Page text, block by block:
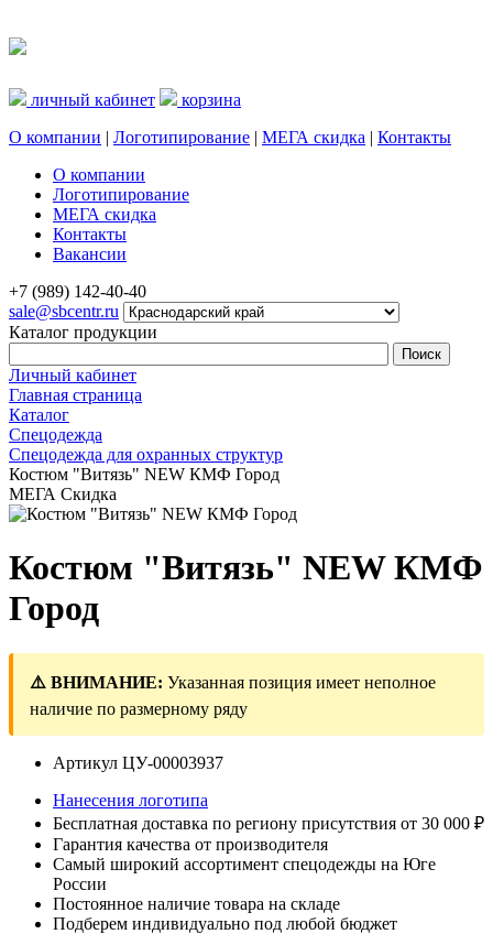
личный кабинет
корзина
О компании | Логотипирование | МЕГА скидка | Контакты
О компании
Логотипирование
МЕГА скидка
Контакты
Вакансии
+7 (989) 142-40-40
sale@sbcentr.ru
Каталог продукции
Личный кабинет
Главная страница
Каталог
Спецодежда
Спецодежда для охранных структур
Костюм "Витязь" NEW КМФ Город
МЕГА Скидка
Костюм "Витязь" NEW КМФ
Город
⚠️ ВНИМАНИЕ: Указанная позиция имеет неполное
наличие по размерному ряду
Артикул ЦУ-00003937
Нанесения логотипа
Бесплатная доставка по региону присутствия от 30 000 ₽
Гарантия качества от производителя
Самый широкий ассортимент спецодежды на Юге
России
Постоянное наличие товара на складе
Подберем индивидуально под любой бюджет